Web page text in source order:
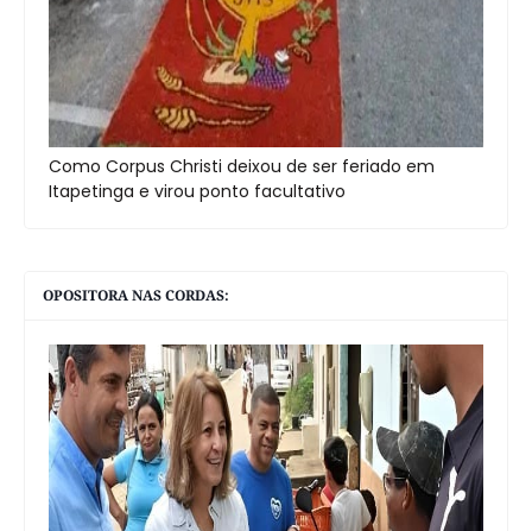
Como Corpus Christi deixou de ser feriado em
Itapetinga e virou ponto facultativo
OPOSITORA NAS CORDAS: